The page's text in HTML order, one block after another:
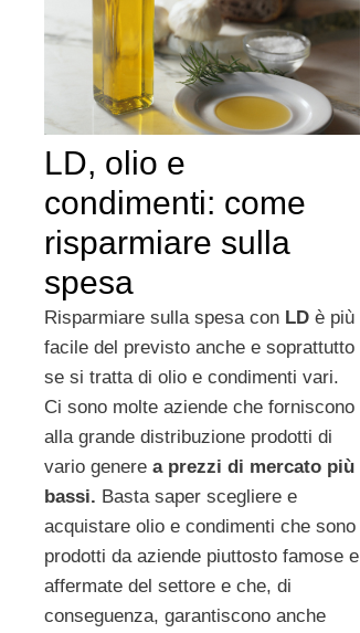
LD, olio e
condimenti: come
risparmiare sulla
spesa
Risparmiare sulla spesa con LD è più
facile del previsto anche e soprattutto
se si tratta di olio e condimenti vari.
Ci sono molte aziende che forniscono
alla grande distribuzione prodotti di
vario genere a prezzi di mercato più
bassi. Basta saper scegliere e
acquistare olio e condimenti che sono
prodotti da aziende piuttosto famose e
affermate del settore e che, di
conseguenza, garantiscono anche